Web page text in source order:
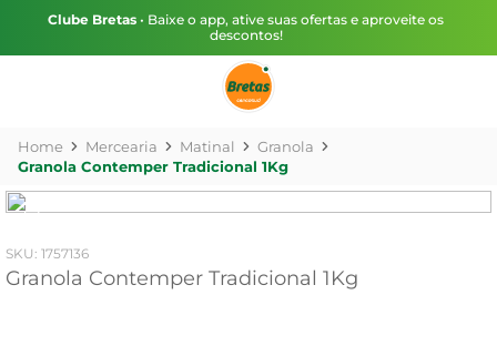
Clube Bretas • Baixe o app, ative suas ofertas e aproveite os
descontos!
Mercearia Matinal
Granola
Granola Contemper Tradicional 1Kg
: 1757136
Granola Contemper Tradicional 1Kg